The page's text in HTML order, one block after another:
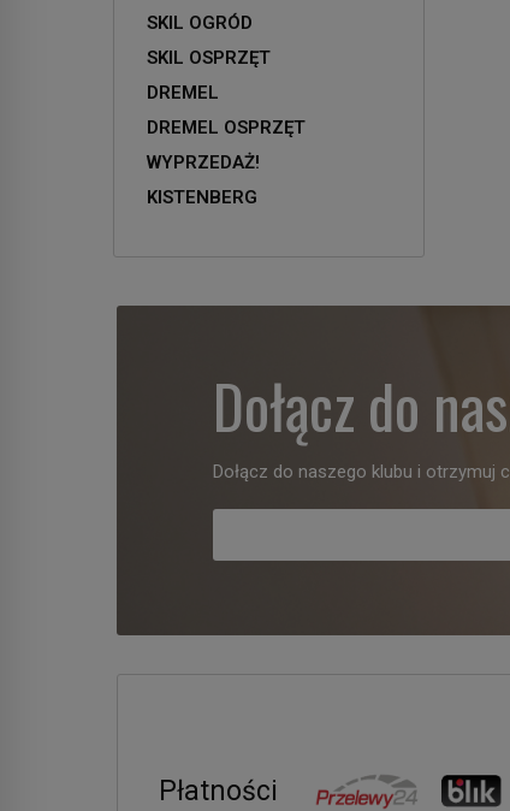
SKIL OGRÓD
SKIL OSPRZĘT
DREMEL
DREMEL OSPRZĘT
WYPRZEDAŻ!
KISTENBERG
Dołącz do
Dołącz do naszego klubu i otrzymuj
Płatności